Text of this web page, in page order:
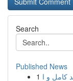
Search
Published News
1